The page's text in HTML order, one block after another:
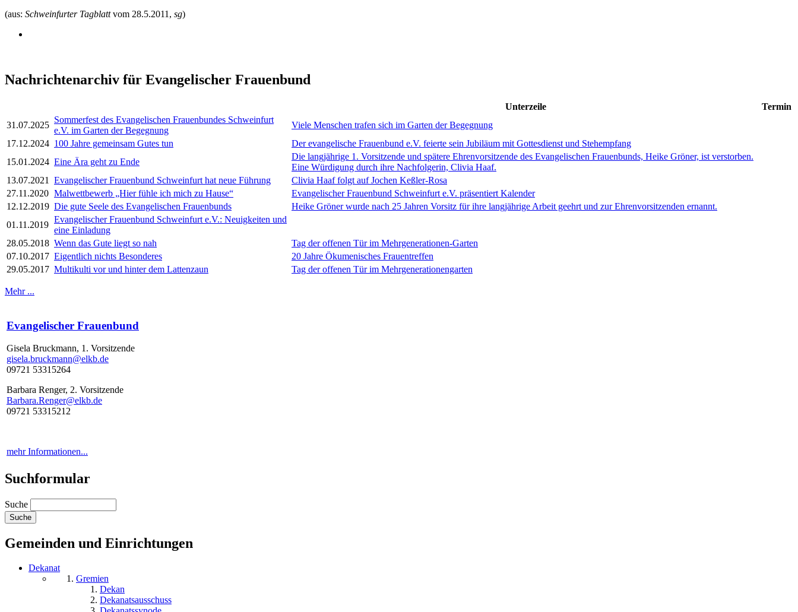
(aus: Schweinfurter Tagblattvom 28.5.2011, sg)
Nachrichtenarchiv für Evangelischer Frauenbund
Unterzeile
Termin
31.07.2025
Sommerfest des Evangelischen Frauenbundes Schweinfurt
e.V. im Garten der Begegnung
Viele Menschen trafen sich im Garten der Begegnung
17.12.2024 100 Jahre gemeinsam Gutes tun
Der evangelische Frauenbund e.V. feierte sein Jubiläum mit Gottesdienst und Stehempfang
15.01.2024 Eine Ära geht zu Ende
Die langjährige 1. Vorsitzende und spätere Ehrenvorsitzende des Evangelischen Frauenbunds, Heike Gröner, ist verstorben.
Eine Würdigung durch ihre Nachfolgerin, Clivia Haaf.
13.07.2021
Evangelischer Frauenbund Schweinfurt hat neue Führung
Clivia Haaf folgt auf Jochen Keßler-Rosa
27.11.2020 Malwettbewerb „Hier fühle ich mich zu Hause“
Evangelischer Frauenbund Schweinfurt e.V. präsentiert Kalender
12.12.2019 Die gute Seele des Evangelischen Frauenbunds
Heike Gröner wurde nach 25 Jahren Vorsitz für ihre langjährige Arbeit geehrt und zur Ehrenvorsitzenden ernannt.
01.11.2019
Evangelischer Frauenbund Schweinfurt e.V.: Neuigkeiten und
eine Einladung
28.05.2018 Wenn das Gute liegt so nah
Tag der offenen Tür im Mehrgenerationen-Garten
07.10.2017 Eigentlich nichts Besonderes
20 Jahre Ökumenisches Frauentreffen
29.05.2017 Multikulti vor und hinter dem Lattenzaun Tag der offenen Tür im Mehrgenerationengarten
Mehr ...
Evangelischer Frauenbund
Gisela Bruckmann, 1. Vorsitzende
gisela.bruckmann@elkb.de
09721 53315264
Barbara Renger, 2. Vorsitzende
Barbara.Renger@elkb.de
09721 53315212
mehr Informationen...
Suchformular
Suche
Gemeinden und Einrichtungen
Dekanat
Gremien
Dekan
Dekanatsausschuss